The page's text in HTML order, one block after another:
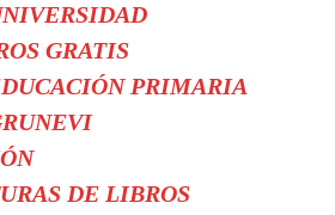
GRATIS
PRIMARIA
DE LIBROS